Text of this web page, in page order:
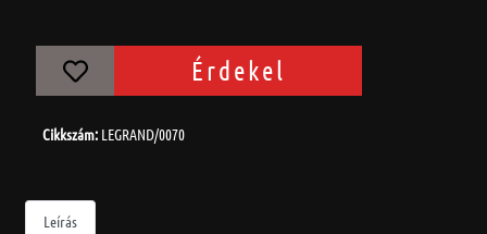
Érdekel
Cikkszám: LEGRAND/0070
Leírás